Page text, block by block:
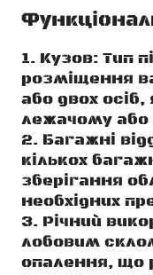
Кузов: Тип
розміщення
або двох
лежачому або
Багажні
кількох
зберігання
необхідних
Річний
лобовим
опалення, що